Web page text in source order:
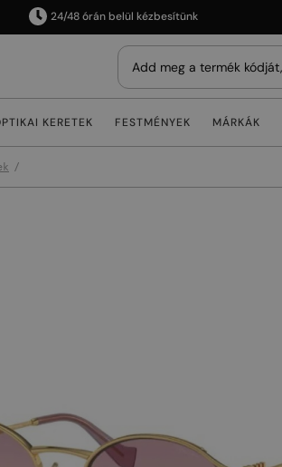
24/48 órán belül kézbesítünk
KERETEK FESTMÉNYEK MÁRKÁK